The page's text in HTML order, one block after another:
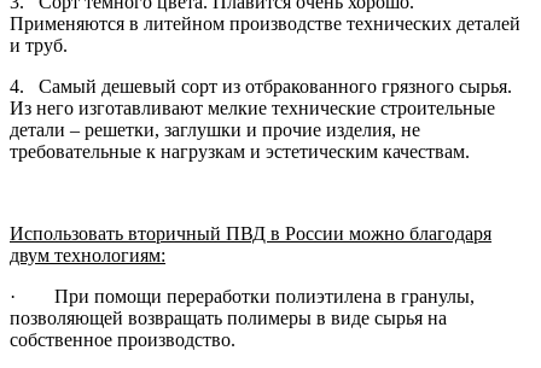
Применяются в литейном производстве технических деталей
и труб.
4. Самый дешевый сорт из отбракованного грязного сырья.
Из него изготавливают мелкие технические строительные
детали – решетки, заглушки и прочие изделия, не
требовательные к нагрузкам и эстетическим качествам.
Использовать вторичный ПВД в России можно благодаря
двум технологиям:
· При помощи переработки полиэтилена в гранулы,
позволяющей возвращать полимеры в виде сырья на
собственное производство.